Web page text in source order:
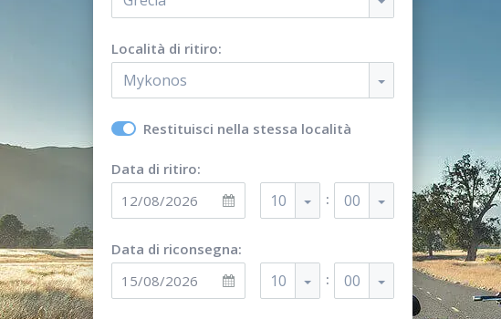
Località di ritiro:
Mykonos
Restituisci nella stessa località
Data di ritiro:
10 : 00
Data di riconsegna:
10 : 00